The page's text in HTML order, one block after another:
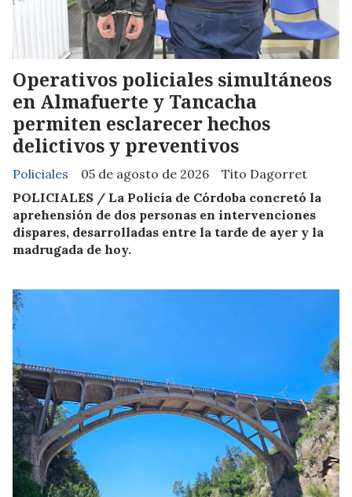
Operativos policiales simultáneos
en Almafuerte y Tancacha
permiten esclarecer hechos
delictivos y preventivos
Tito Dagorret
Policiales
05 de agosto de 2026
POLICIALES / La Policía de Córdoba concretó la
aprehensión de dos personas en intervenciones
dispares, desarrolladas entre la tarde de ayer y la
madrugada de hoy.